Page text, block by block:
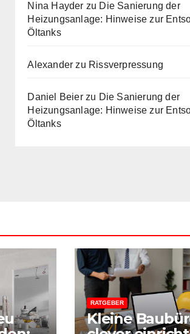
Nina Hayder zu Die Sanierung der
Heizungsanlage: Hinweise zur
Öltanks
Alexander zu Rissverpressung
Daniel Beierzu Die Sanierung der
Heizungsanlage: Hinweise zur
Öltanks
RATGEBER
Kleine